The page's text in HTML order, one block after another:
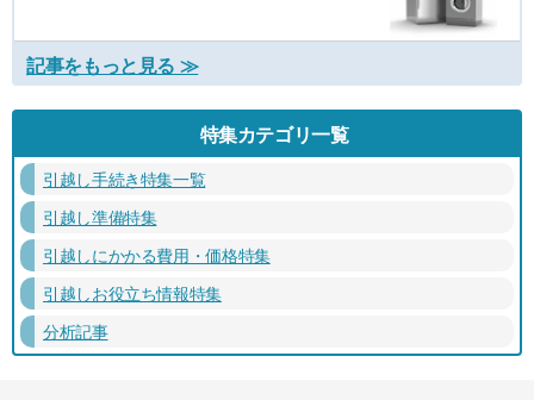
記事をもっと見る ≫
特集カテゴリ一覧
引越し手続き特集一覧
引越し準備特集
引越しにかかる費用・価格特集
引越しお役立ち情報特集
分析記事